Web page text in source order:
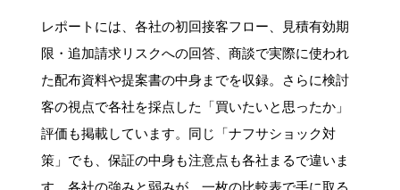
レポートには、各社の初回接客フロー、見積有効期
限・追加請求リスクへの回答、商談で実際に使われ
た配布資料や提案書の中身までを収録。さらに検討
客の視点で各社を採点した「買いたいと思ったか」
評価も掲載しています。同じ「ナフサショック対
策」でも、保証の中身も注意点も各社まるで違いま